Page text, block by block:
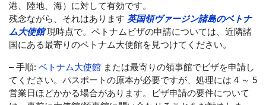
港、陸地、海）に対して有効です。
残念ながら、それはあります 英国領ヴァージン諸島のベトナ
ム大使館現時点で。ベトナムビザの申請については、近隣諸
国にある最寄りのベトナム大使館を見つけてください。
– 手順: ベトナム大使館 または最寄りの領事館でビザを申請し
てください。パスポートの原本が必要ですが、処理には 4 ～ 5
営業日ほどかかる場合があります。ビザ申請の要件について